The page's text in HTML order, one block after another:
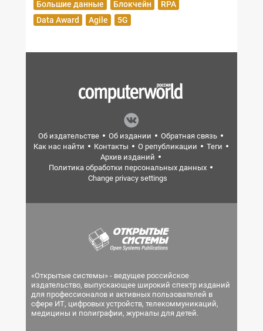
Большие данные
Блокчейн
RPA
Data Award
Agile 5G
Об издательстве Об издании
Обратная связь
Как нас найти
Контакты О републикации
Теги
Архив изданий
Политика обработки персональных данных
Change privacy settings
«Открытые системы» - ведущее российское
издательство, выпускающее широкий спектр изданий
для профессионалов и активных пользователей в
сфере ИТ, цифровых устройств, телекоммуникаций,
медицины и полиграфии, журналы для детей.